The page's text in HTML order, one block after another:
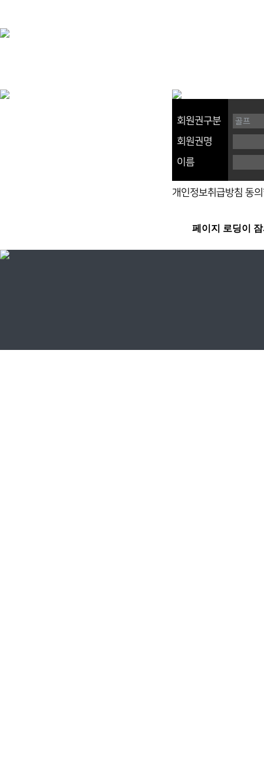
회원권구분
회원권명
이름
개인정보취급방침 동